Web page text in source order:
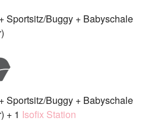
Sportsitz/Buggy + Babyschale
Sportsitz/Buggy + Babyschale
+ 1 Isofix Station